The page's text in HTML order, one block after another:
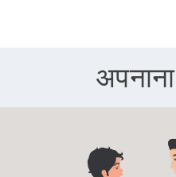
अपनाना